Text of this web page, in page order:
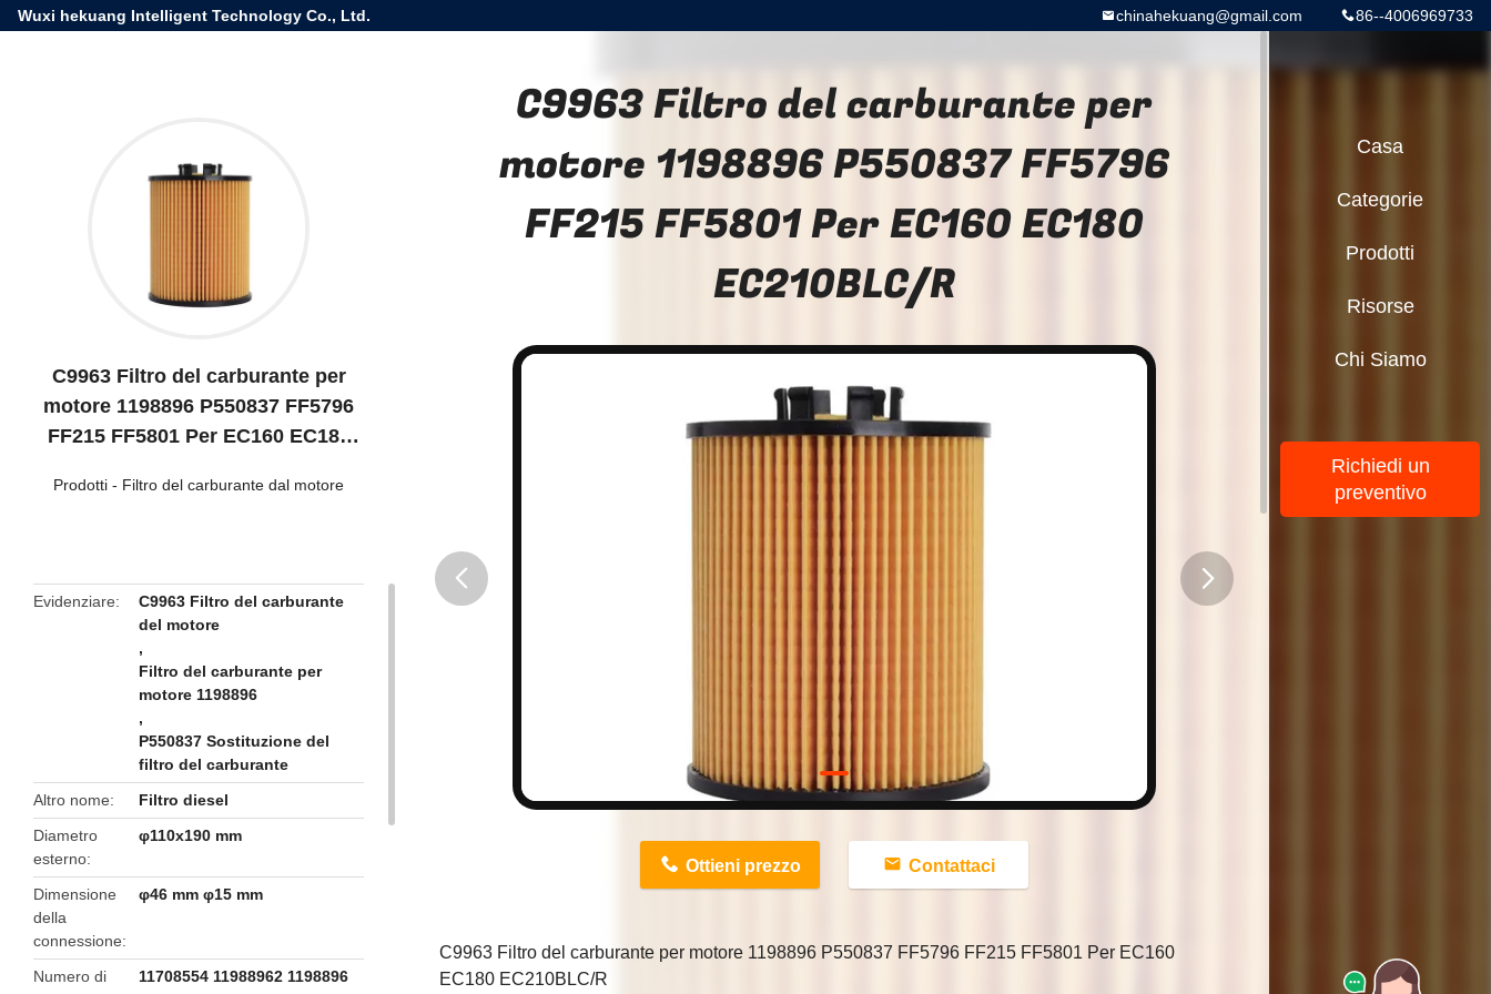
Wuxi hekuang Intelligent Technology Co., Ltd. 86--4006969733
chinahekuang@gmail.com
C9963 Filtro del carburante per
motore 1198896 P550837 FF5796
FF215 FF5801 Per EC160 EC180
Prodotti - Filtro del carburante dal motore
Evidenziare
C9963 Filtro del carburante
del motore
,
Filtro del carburante per
motore 1198896
,
P550837 Sostituzione del
filtro del carburante
Altro nome
Filtro diesel
Diametro
esterno
φ110x190 mm
Dimensione
della
connessione
φ46 mm φ15 mm
Numero di
11708554 11988962 1198896
C9963 Filtro del carburante per
motore 1198896 P550837 FF5796
FF215 FF5801 Per EC160 EC180
EC210BLC/R
Ottieni prezzo Contattaci
C9963 Filtro del carburante per motore 1198896 P550837 FF5796 FF215 FF5801 Per EC160
EC180 EC210BLC/R
Casa
Categorie
Prodotti
Risorse
Chi Siamo
Richiedi un
preventivo